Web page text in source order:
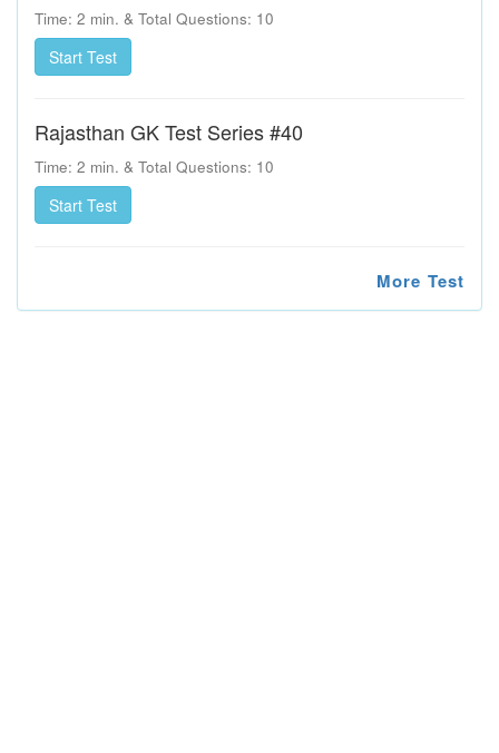
Time: 2 min. & Total Questions: 10
Rajasthan GK Test Series #40
Time: 2 min. & Total Questions: 10
More Test